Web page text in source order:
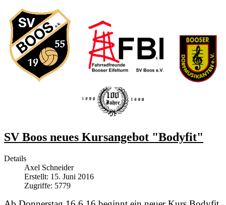
SV Boos neues Kursangebot "Bodyfit"
Details
Axel Schneider
Erstellt: 15. Juni 2016
Zugriffe: 5779